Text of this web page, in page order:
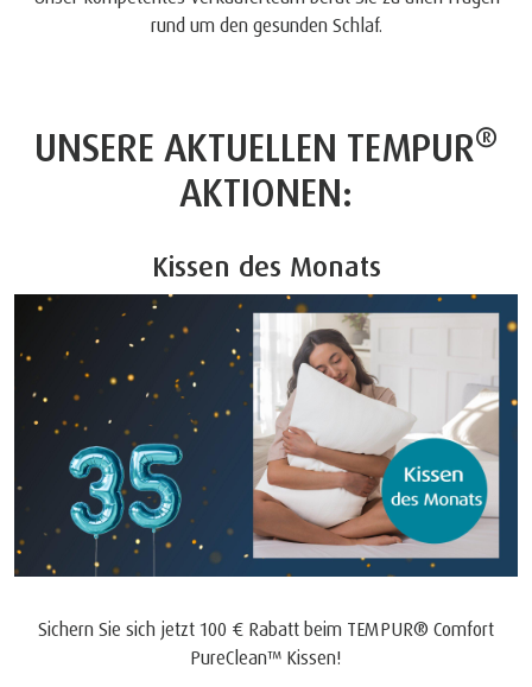
rund um den gesunden Schlaf.
UNSERE AKTUELLEN TEMPUR®
AKTIONEN:
Kissen des Monats
Sichern Sie sich jetzt 100 € Rabatt beim TEMPUR® Comfort
PureClean™ Kissen!